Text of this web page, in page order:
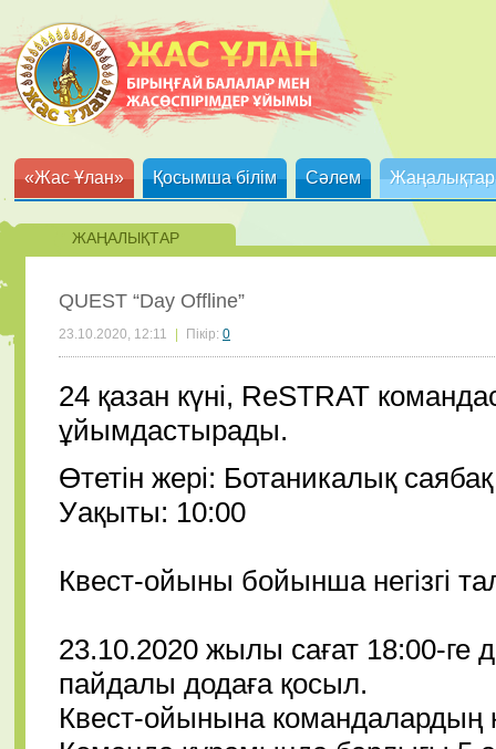
«Жас Ұлан» Қосымша білім Сәлем Жаңалықтар
ЖАҢАЛЫҚТАР
QUEST “Day Offline”
23.10.2020, 12:11 Пікір: 0
24 қазан күні, ReSTRAT
ұйымдастырады.
Өтетін жері: Ботаникалық саябақ
Уақыты: 10:00
Квест-ойыны бойынша негізгі
23.10.2020 жылы сағат 18:00-ге
пайдалы додаға қосыл.
Квест-ойынына командалардың